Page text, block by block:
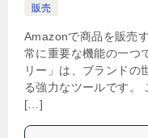
販売
Amazonで商品を販売
常に重要な機能の一つ
リー」は、ブランドの
る強力なツールです。
[…]